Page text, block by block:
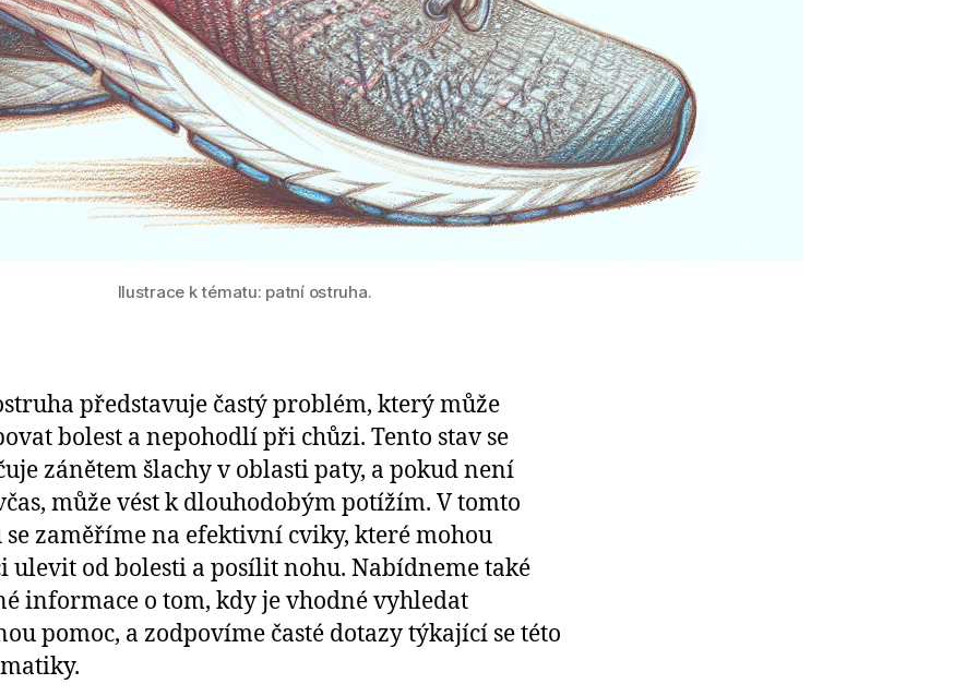
Ilustrace k tématu: patní ostruha.
představuje častý problém, který může
bolest a nepohodlí při chůzi. Tento stav se
zánětem šlachy v oblasti paty, a pokud není
může vést k dlouhodobým potížím. V tomto
se zaměříme na efektivní cviky, které mohou
ulevit od bolesti a posílit nohu. Nabídneme také
informace o tom, kdy je vhodné vyhledat
pomoc, a zodpovíme časté dotazy týkající se této